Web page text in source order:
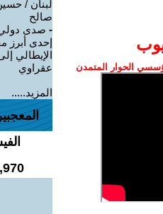
الحوار المتمدن
لبنان /
صالح
- صدى دولي
إحدى أبرز
الإيطالي
عقراوي
المزيد.....